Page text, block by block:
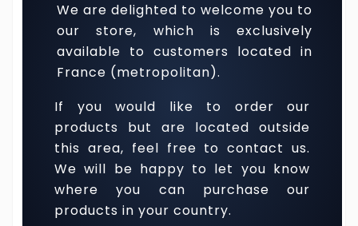
juin 02, 2022
If you would like to order our
products but are located outside
this area, feel free to contact us.
We will be happy to let you know
where you can purchase our
products in your country.
We are delighted to welcome you to
our store, which is exclusively
available to customers located in
France (metropolitan).